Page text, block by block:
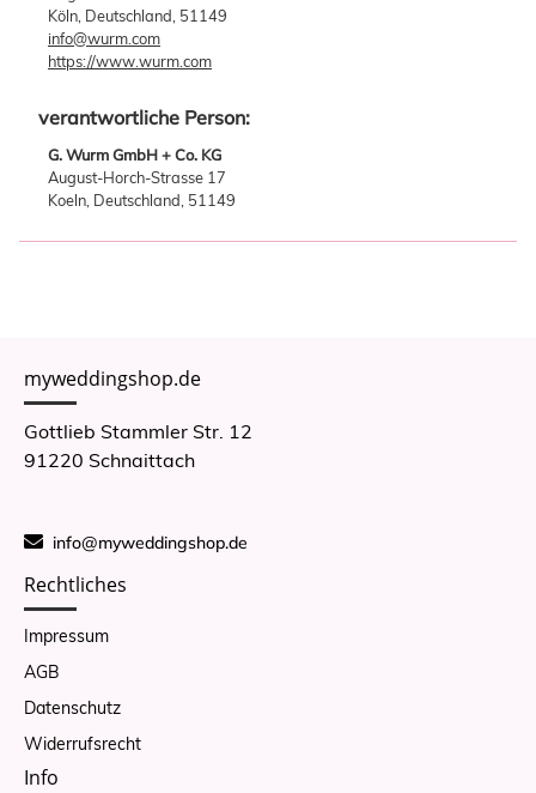
Köln, Deutschland, 51149
info@wurm.com
https://www.wurm.com
verantwortliche Person:
G. Wurm GmbH + Co. KG
August-Horch-Strasse 17
Koeln, Deutschland, 51149
myweddingshop.de
Gottlieb Stammler Str. 12
91220 Schnaittach
info@myweddingshop.de
Rechtliches
Impressum
AGB
Datenschutz
Widerrufsrecht
Info